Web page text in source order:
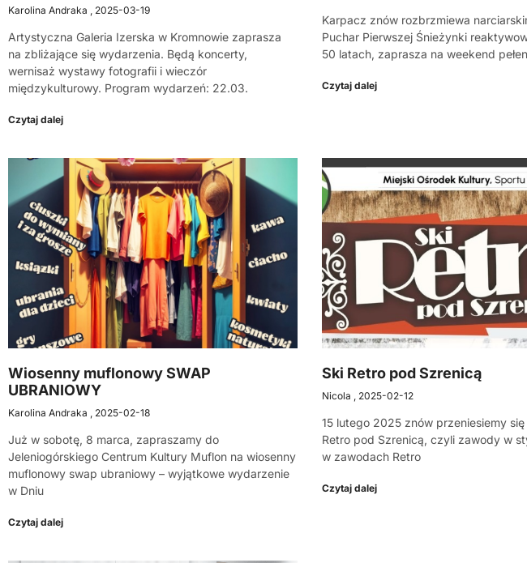
Karolina Andraka 2025-03-19
Artystyczna Galeria Izerska w Kromnowie zaprasza
na zbliżające się wydarzenia. Będą koncerty,
wernisaż wystawy fotografii i wieczór
międzykulturowy. Program wydarzeń: 22.03.
Czytaj dalej
Karpacz znów rozbrzmiewa
Puchar Pierwszej Śnieżynki
50 latach, zaprasza na weekend
Czytaj dalej
Wiosenny muflonowy SWAP
UBRANIOWY
Karolina Andraka 2025-02-18
Już w sobotę, 8 marca, zapraszamy do
Jeleniogórskiego Centrum Kultury Muflon na wiosenny
muflonowy swap ubraniowy – wyjątkowe wydarzenie
w Dniu
Czytaj dalej
Ski Retro pod Szrenicą
Nicola 2025-02-12
15 lutego 2025 znów przeniesiemy
Retro pod Szrenicą, czyli zawody w
w zawodach Retro
Czytaj dalej